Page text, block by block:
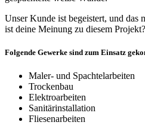
Unser Kunde ist begeistert, und das
ist deine Meinung zu diesem Projekt?
Folgende Gewerke sind zum Einsatz
Maler- und Spachtelarbeiten
Trockenbau
Elektroarbeiten
Sanitärinstallation
Fliesenarbeiten